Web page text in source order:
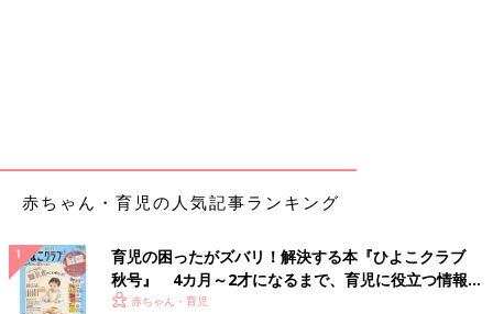
赤ちゃん・育児の人気記事ランキング
育児の困ったがズバリ！解決する本『ひよこクラブ
秋号』 4カ月～2才になるまで、育児に役立つ情報が
いっぱい！
赤ちゃん・育児